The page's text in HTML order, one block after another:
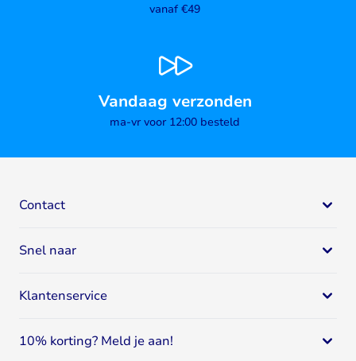
vanaf €49
Vandaag verzonden
ma-vr voor 12:00 besteld
Contact
Mail: klantenservice@bodystore.nl
Specialist in gezondheid en fitness
4.64 /5
Snel naar
Eiwitshakes
Sportvoeding
Klantenservice
Spaar voor korting
10% korting? Meld je aan!